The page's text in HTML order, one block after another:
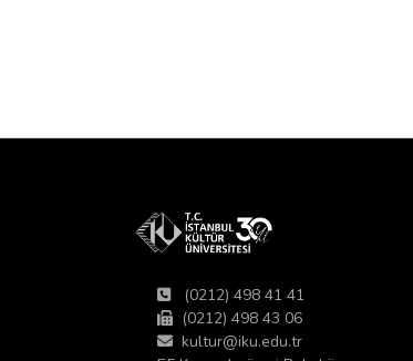
(0212) 498 41 41
(0212) 498 43 06
kultur@iku.edu.tr